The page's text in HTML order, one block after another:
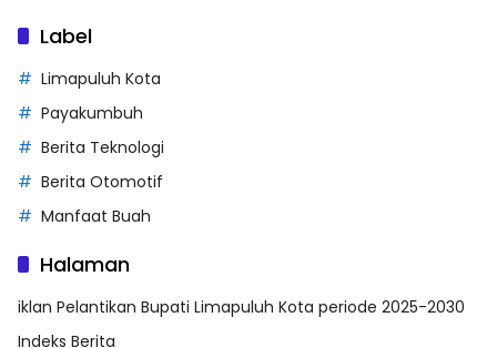
Label
Limapuluh Kota
Payakumbuh
Berita Teknologi
Berita Otomotif
Manfaat Buah
Halaman
iklan Pelantikan Bupati Limapuluh Kota periode 2025-2030
Indeks Berita